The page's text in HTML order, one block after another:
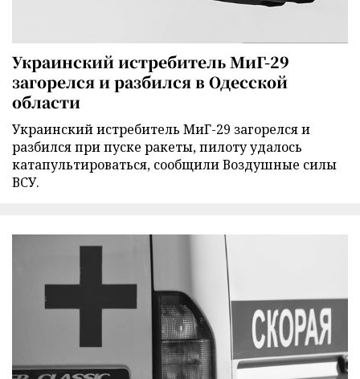
Украинский истребитель МиГ-29
загорелся и разбился в Одесской
области
Украинский истребитель МиГ-29 загорелся и
разбился при пуске ракеты, пилоту удалось
катапультироваться, сообщили Воздушные силы
ВСУ.